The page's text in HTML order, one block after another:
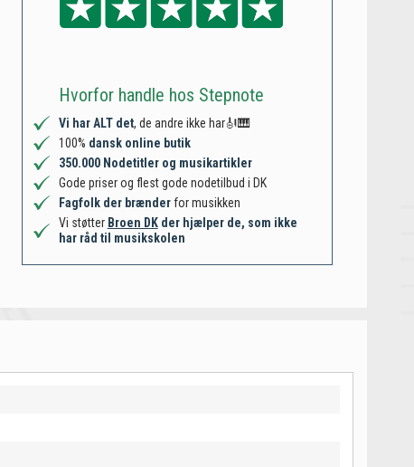
Hvorfor handle hos Stepnote
Vi har ALT det, de andre ikke har🎻🎹
100% dansk online butik
350.000 Nodetitler og musikartikler
Gode priser og flest gode nodetilbud i DK
Fagfolk der brænderfor musikken
Vi støtter Broen DKder hjælper de, som ikke
har råd til musikskolen